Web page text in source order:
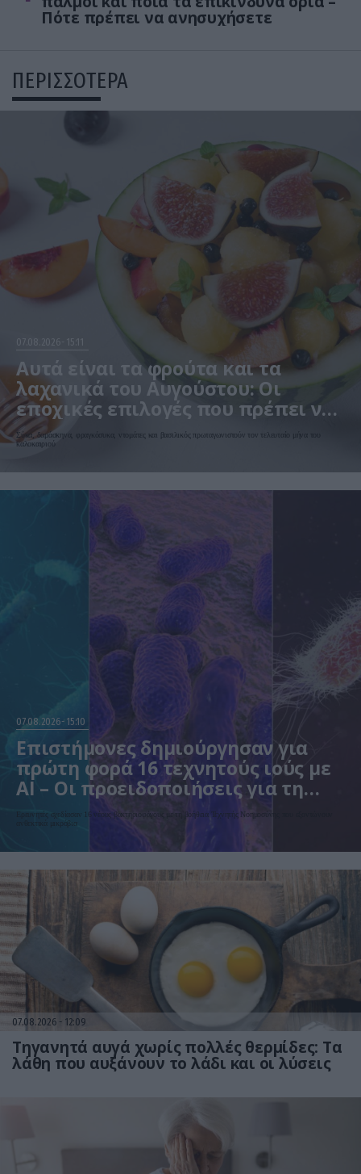
Πότε πρέπει να ανησυχήσετε
ΠΕΡΙΣΣΟΤΕΡΑ
07.08.2026 15:11
Αυτά είναι τα φρούτα και τα
λαχανικά του Αυγούστου: Οι
εποχικές επιλογές που πρέπει να
βάλετε στο τραπέζι σας
Σύκα, δαμάσκηνα, φραγκόσυκα, ντομάτες και βασιλικός πρωταγωνιστούν τον τελευταίο μήνα του
καλοκαιριού
07.08.2026 15:10
Επιστήμονες δημιούργησαν για
πρώτη φορά 16 τεχνητούς ιούς με
AI – Οι προειδοποιήσεις για τη
βιοασφάλεια
Ερευνητές σχεδίασαν 16 νέους βακτηριοφάγους με τη βοήθεια Τεχνητής Νοημοσύνης που εξοντώνουν
ανθεκτικά μικρόβια
07.08.2026 12:09
Τηγανητά αυγά χωρίς πολλές θερμίδες: Τα
λάθη που αυξάνουν το λάδι και οι λύσεις